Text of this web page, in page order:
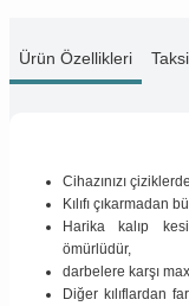
Ürün Özellikleri
Cihazınızı
Kılıfı çıkarmadan
Harika kalıp
ömürlüdür,
darbelere karşı
Diğer kılıflardan